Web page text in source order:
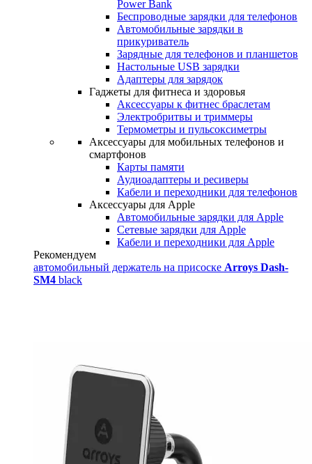
Power Bank
Беспроводные зарядки для телефонов
Автомобильные зарядки в
прикуриватель
Зарядные для телефонов и планшетов
Настольные USB зарядки
Адаптеры для зарядок
Гаджеты для фитнеса и здоровья
Аксессуары к фитнес браслетам
Электробритвы и триммеры
Термометры и пульсоксиметры
Аксессуары для мобильных телефонов и
смартфонов
Карты памяти
Аудиоадаптеры и ресиверы
Кабели и переходники для телефонов
Аксессуары для Apple
Автомобильные зарядки для Apple
Сетевые зарядки для Apple
Кабели и переходники для Apple
Рекомендуем
автомобильный держатель на присоске Arroys Dash-
SM4 black